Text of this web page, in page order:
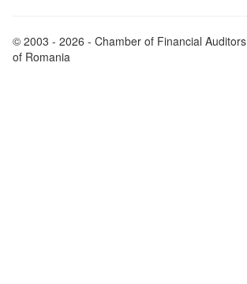
© 2003 - 2026 - Chamber of Financial Auditors
of Romania